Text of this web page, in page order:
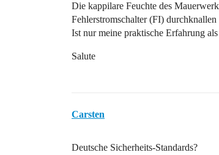
Die kappilare Feuchte des
Fehlerstromschalter (FI) durchknallen
Ist nur meine praktische Erfahrung
Salute
Carsten
Deutsche Sicherheits-Standards?